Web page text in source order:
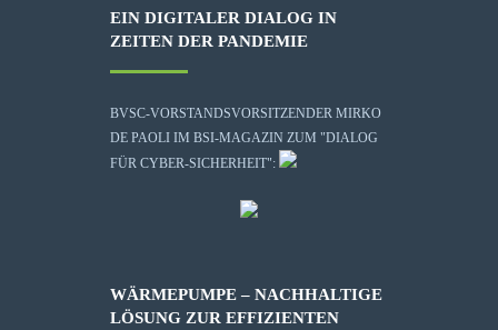
EIN DIGITALER DIALOG IN
ZEITEN DER PANDEMIE
BVSC-VORSTANDSVORSITZENDER MIRKO
DE PAOLI IM BSI-MAGAZIN ZUM "DIALOG
FÜR CYBER-SICHERHEIT":
WÄRMEPUMPE – NACHHALTIGE
LÖSUNG ZUR EFFIZIENTEN